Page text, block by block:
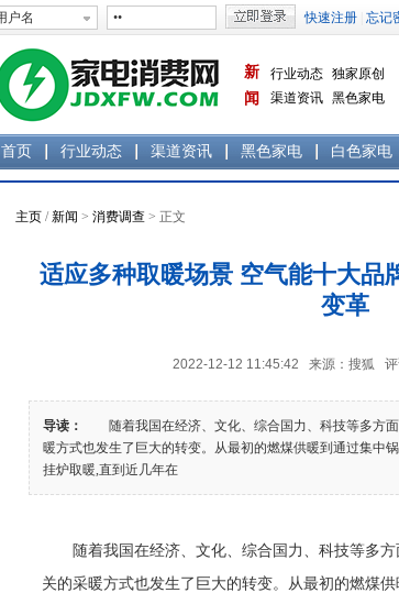
新
闻
行业动态 独家原创
渠道资讯 黑色家电
首页 行业动态 渠道资讯 黑色家电 白色家电
主页 /新闻 > 消费调查 > 正文
适应多种取暖场景 空气能十大品
变革
2022-12-12 11:45:42 来源：搜狐 评
导读：
随着我国在经济、文化、综合国力、科技等多方面
暖方式也发生了巨大的转变。从最初的燃煤供暖到通过集中
挂炉取暖,直到近几年在
随着我国在经济、文化、综合国力、科技等多方
关的采暖方式也发生了巨大的转变。从最初的燃煤